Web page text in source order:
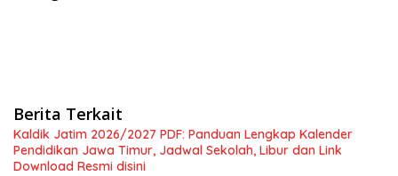
Berita Terkait
Kaldik Jatim 2026/2027 PDF: Panduan Lengkap Kalender
Pendidikan Jawa Timur, Jadwal Sekolah, Libur dan Link
Download Resmi disini